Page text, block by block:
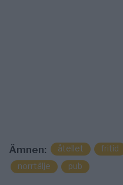
Ämnen: åtellet fritid
norrtälje
pub